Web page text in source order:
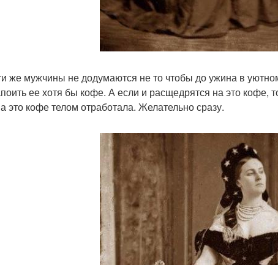
же мужчины не додумаются не то чтобы до ужина в
ее хотя бы кофе. А если и расщедрятся на это кофе,
это кофе телом отработала. Желательно сразу.